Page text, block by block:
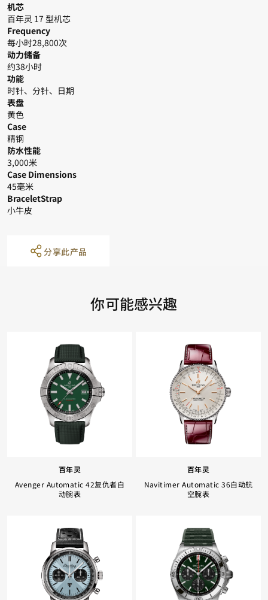
Facebook 复制网址
机芯
百年灵 17 型机芯
Frequency
每小时28,800次
动力储备
约38小时
功能
时针、分针、日期
表盘
黄色
Case
精钢
防水性能
3,000米
Case Dimensions
45毫米
BraceletStrap
小牛皮
分享此产品
你可能感兴趣
百年灵
Avenger Automatic 42复仇者自
动腕表
百年灵
Navitimer Automatic 36自动航
空腕表